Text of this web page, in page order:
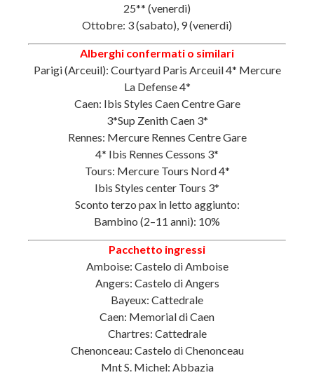
25** (venerdì)
Ottobre: 3 (sabato), 9 (venerdì)
Alberghi confermati o similari
Parigi (Arceuil): Courtyard Paris Arceuil 4* Mercure
La Defense 4*
Caen: Ibis Styles Caen Centre Gare
3*Sup Zenith Caen 3*
Rennes: Mercure Rennes Centre Gare
4* Ibis Rennes Cessons 3*
Tours: Mercure Tours Nord 4*
Ibis Styles center Tours 3*
Sconto terzo pax in letto aggiunto:
Bambino (2–11 anni): 10%
Pacchetto ingressi
Amboise: Castelo di Amboise
Angers: Castelo di Angers
Bayeux: Cattedrale
Caen: Memorial di Caen
Chartres: Cattedrale
Chenonceau: Castelo di Chenonceau
Mnt S. Michel: Abbazia